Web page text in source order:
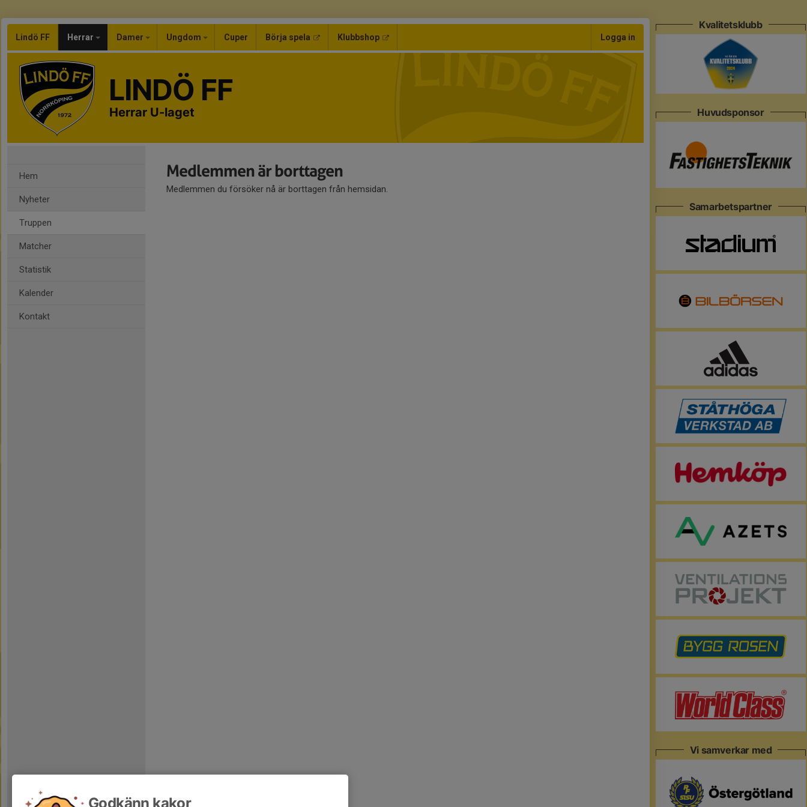
Lindö FF Herrar Damer Ungdom Cuper Börja spela Klubbshop Logga in
LINDÖ FF
Herrar U-laget
Hem
Nyheter
Truppen
Matcher
Statistik
Kalender
Kontakt
Medlemmen är borttagen
Medlemmen du försöker nå är borttagen från hemsidan.
Kvalitetsklubb
Huvudsponsor
Samarbetspartner
Vi samverkar med
Godkänn kakor